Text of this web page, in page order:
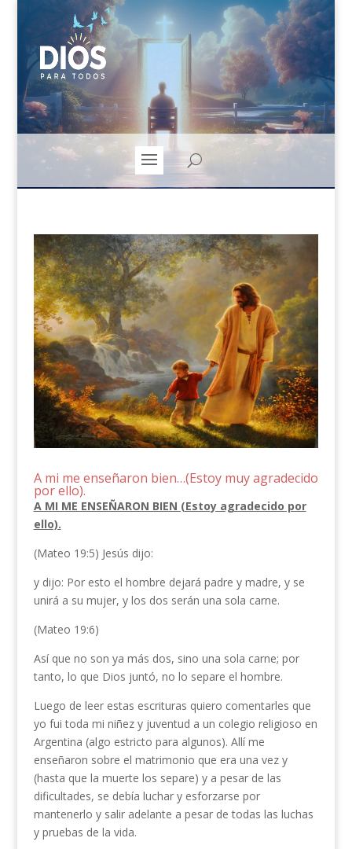
A mi me enseñaron bien…(Estoy muy agradecido
por ello).
A MI ME ENSEÑARON BIEN (Estoy agradecido por
ello).
(Mateo 19:5) Jesús dijo:
y dijo: Por esto el hombre dejará padre y madre, y se
unirá a su mujer, y los dos serán una sola carne.
(Mateo 19:6)
Así que no son ya más dos, sino una sola carne; por
tanto, lo que Dios juntó, no lo separe el hombre.
Luego de leer estas escrituras quiero comentarles que
yo fui toda mi niñez y juventud a un colegio religioso en
Argentina (algo estricto para algunos). Allí me
enseñaron sobre el matrimonio que era una vez y
(hasta que la muerte los separe) y a pesar de las
dificultades, se debía luchar y esforzarse por
mantenerlo y salir adelante a pesar de todas las luchas
y pruebas de la vida.